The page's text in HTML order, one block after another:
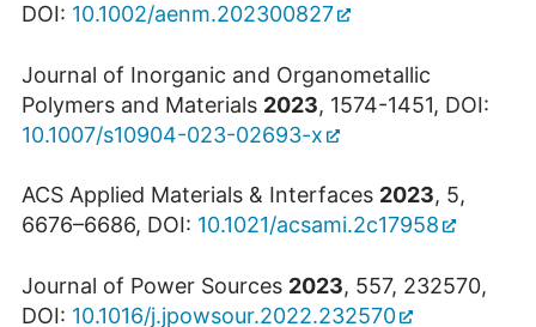
DOI: 10.1002/aenm.202300827
Journal of Inorganic and Organometallic
Polymers and Materials 2023, 1574-1451, DOI:
10.1007/s10904-023-02693-x
ACS Applied Materials & Interfaces 2023, 5,
6676–6686, DOI: 10.1021/acsami.2c17958
Journal of Power Sources 2023, 557, 232570,
DOI: 10.1016/j.jpowsour.2022.232570